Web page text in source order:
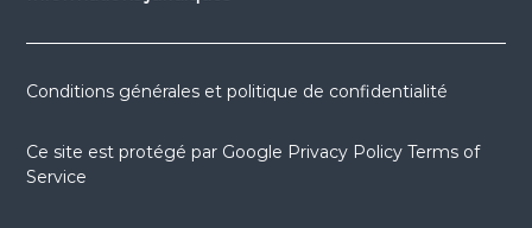
Conditions générales et politique de confidentialité
Ce site est protégé par Google Privacy Policy Terms of
Service